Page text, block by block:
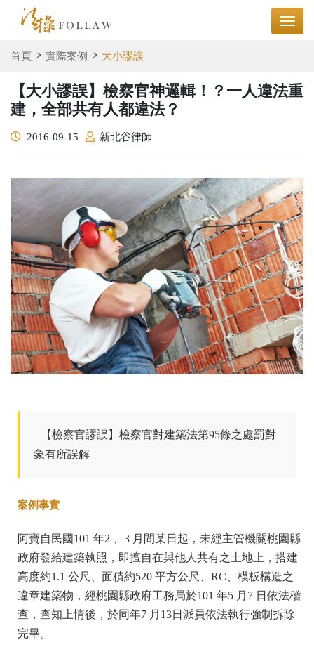
首頁 實際案例 大小謬誤
【大小謬誤】檢察官神邏輯！？一人違法重
建，全部共有人都違法？
2016-09-15 新北谷律師
【檢察官謬誤】檢察官對建築法第95條之處罰對
象有所誤解
案例事實
阿寶自民國101 年2 、3 月間某日起，未經主管機關桃園縣
政府發給建築執照，即擅自在與他人共有之土地上，搭建
高度約1.1 公尺、面積約520 平方公尺、RC、模板構造之
違章建築物，經桃園縣政府工務局於101 年5 月7 日依法稽
查，查知上情後，於同年7 月13日派員依法執行強制拆除
完畢。